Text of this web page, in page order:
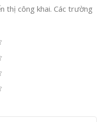
thị công khai. Các trường